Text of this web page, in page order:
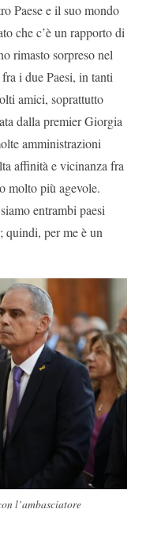
Paese e il suo mondo
che c’è un rapporto di
rimasto sorpreso nel
i due Paesi, in tanti
amici, soprattutto
dalla premier Giorgia
amministrazioni
affinità e vicinanza fra
molto più agevole.
entrambi paesi
quindi, per me è un
l’ambasciatore